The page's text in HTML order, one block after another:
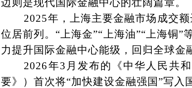
边则是现代国际金融中心的壮阔篇章。
2025年，上海主要金融市场成交
位居前列。“上海金”“上海油”“上海铜
力提升国际金融中心能级，回归全球金
2026年3月发布的《中华人民共
要》）首次将“加快建设金融强国”写入